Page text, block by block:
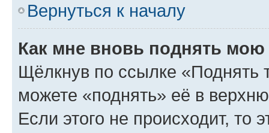
Вернуться к началу
Как мне вновь поднять мою
Щёлкнув по ссылке «Поднять
можете «поднять» её в
Если этого не происходит, то